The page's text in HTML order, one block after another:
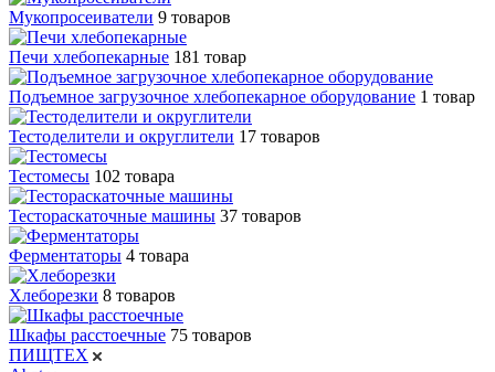
Мукопросеиватели 9 товаров
Печи хлебопекарные 181 товар
Подъемное загрузочное хлебопекарное оборудование 1 товар
Тестоделители и округлители 17 товаров
Тестомесы 102 товара
Тестораскаточные машины 37 товаров
Ферментаторы 4 товара
Хлеборезки 8 товаров
Шкафы расстоечные 75 товаров
ПИЩТЕХ